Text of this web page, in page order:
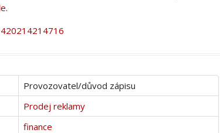
.
Provozovatel/důvod zápisu
Prodej reklamy
finance